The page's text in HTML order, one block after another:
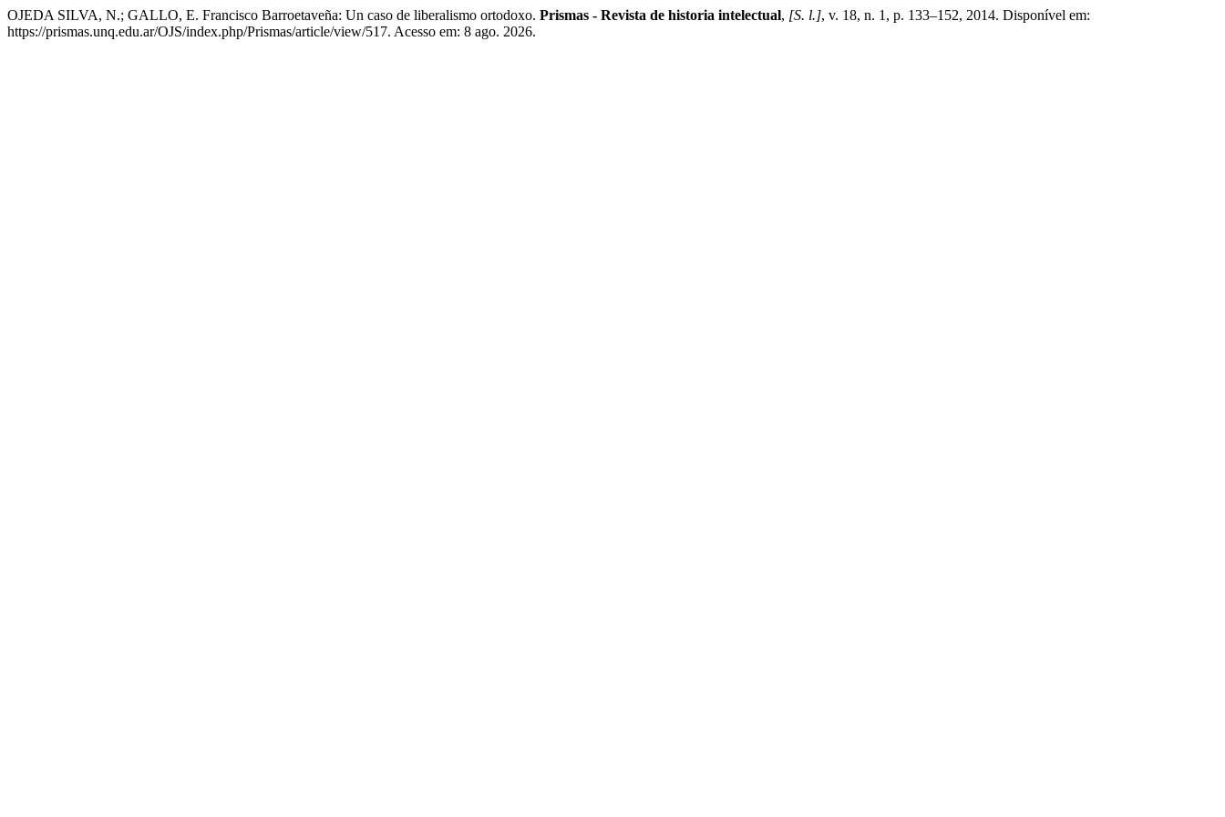
OJEDA SILVA, N.; GALLO, E. Francisco Barroetaveña: Un caso de liberalismo ortodoxo. Prismas - Revista de historia intelectual, [S. l.], v. 18, n. 1, p. 133–152, 2014. Disponível em:
https://prismas.unq.edu.ar/OJS/index.php/Prismas/article/view/517. Acesso em: 8 ago. 2026.